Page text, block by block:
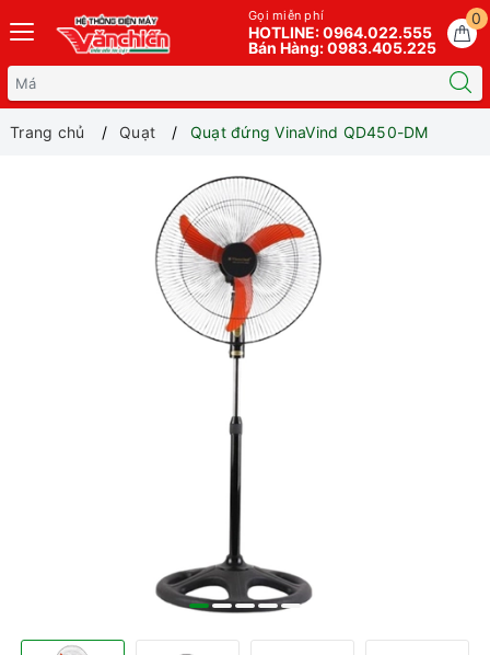
0
Gọi miễn phí
HOTLINE: 0964.022.555
Bán Hàng: 0983.405.225
Trang chủ Quạt Quạt đứng VinaVind QD450-DM